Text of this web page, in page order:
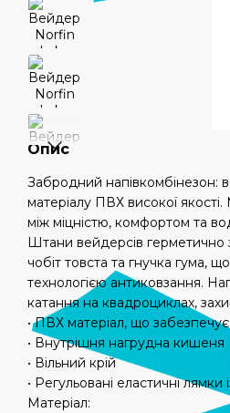
Опис
Забродний напівкомбінезон:
матеріалу ПВХ високої якості.
між міцністю, комфортом та
Штани вейдерсів
чобіт товста та гнучка гума,
технологією антиковзання.
катання на квадроциклах,
• ПВХ матеріал, що
• Внутрішня нагрудна кишеня
• Вільний крій
• Регульовані еластичні
Матеріал: